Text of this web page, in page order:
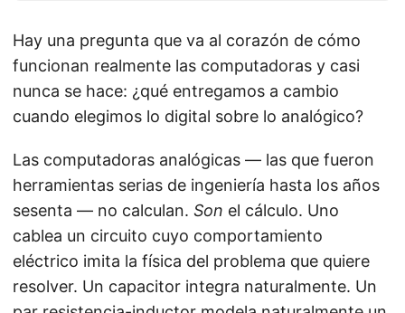
Hay una pregunta que va al corazón de cómo
funcionan realmente las computadoras y casi
nunca se hace: ¿qué entregamos a cambio
cuando elegimos lo digital sobre lo analógico?
Las computadoras analógicas — las que fueron
herramientas serias de ingeniería hasta los años
sesenta — no calculan. Son el cálculo. Uno
cablea un circuito cuyo comportamiento
eléctrico imita la física del problema que quiere
resolver. Un capacitor integra naturalmente. Un